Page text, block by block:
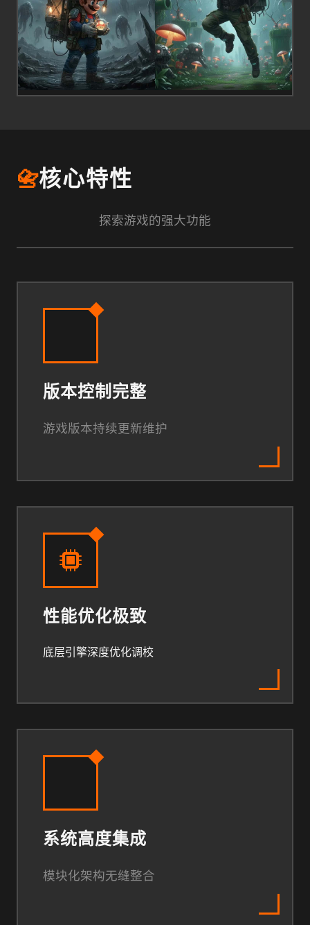
📇核心特性
探索游戏的强大功能
版本控制完整
游戏版本持续更新维护
性能优化极致
底层引擎深度优化调校
系统高度集成
模块化架构无缝整合